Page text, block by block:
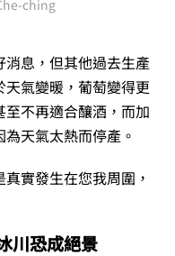
ching
息，但其他過去生產
氣變暖，葡萄變得更
不再適合釀酒，而加
天氣太熱而停產。
實發生在您我周圍，
川恐成絕景